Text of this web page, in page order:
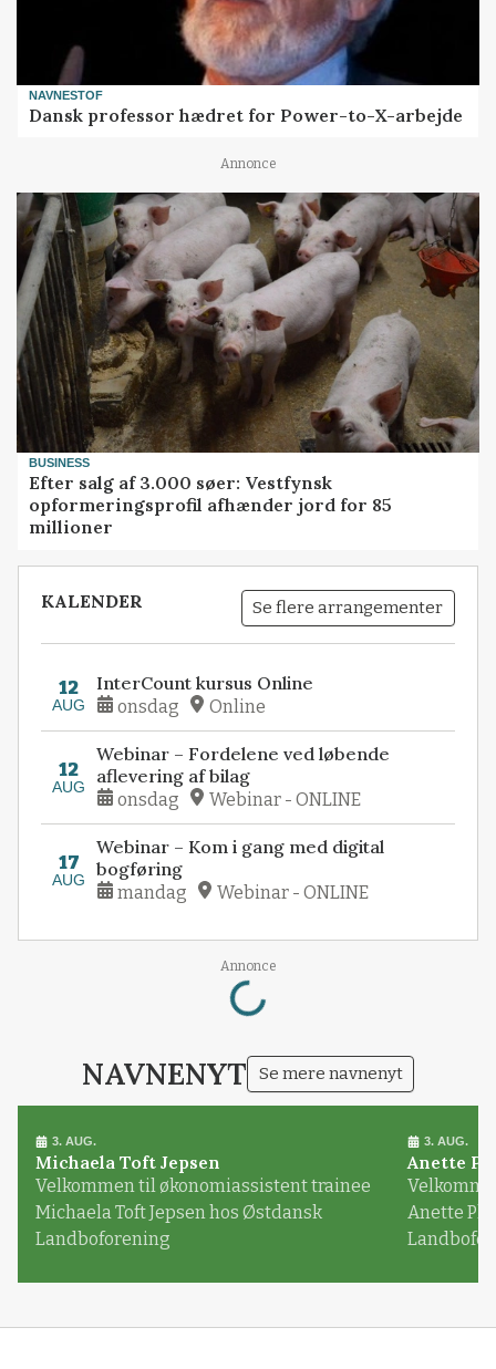
NAVNESTOF
Dansk professor hædret for Power-to-X-arbejde
Annonce
BUSINESS
Efter salg af 3.000 søer: Vestfynsk
opformeringsprofil afhænder jord for 85
millioner
KALENDER Se flere arrangementer
12
AUG
InterCount kursus Online
onsdag Online
12
AUG
Webinar – Fordelene ved løbende
aflevering af bilag
onsdag Webinar - ONLINE
17
AUG
Webinar – Kom i gang med digital
bogføring
mandag Webinar - ONLINE
Annonce
Loading...
NAVNENYT Se mere navnenyt
3. AUG.
Michaela Toft Jepsen
Velkommen til økonomiassistent trainee
Michaela Toft Jepsen hos Østdansk
Landboforening
3. AUG.
Anette
Anette